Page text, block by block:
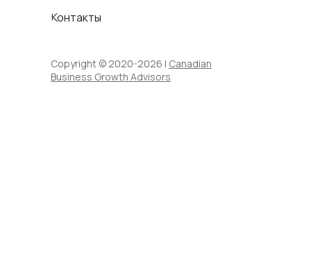
Copyright © 2020-2026 | Canadian
Business Growth Advisors
Контакты